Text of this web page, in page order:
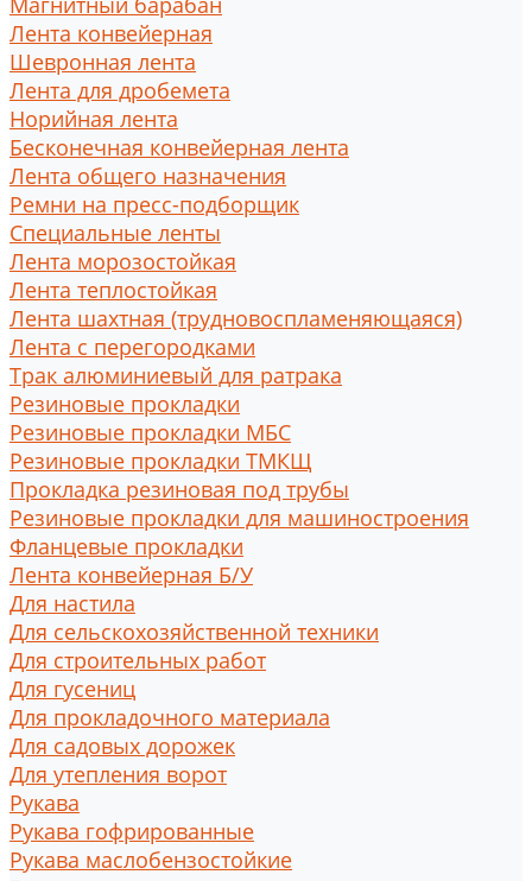
Лента конвейерная
Шевронная лента
Лента для дробемета
Норийная лента
Бесконечная конвейерная лента
Лента общего назначения
Ремни на пресс-подборщик
Специальные ленты
Лента морозостойкая
Лента теплостойкая
Лента шахтная (трудновоспламеняющаяся)
Лента с перегородками
Трак алюминиевый для ратрака
Резиновые прокладки
Резиновые прокладки МБС
Резиновые прокладки ТМКЩ
Прокладка резиновая под трубы
Резиновые прокладки для машиностроения
Фланцевые прокладки
Лента конвейерная Б/У
Для настила
Для сельскохозяйственной техники
Для строительных работ
Для гусениц
Для прокладочного материала
Для садовых дорожек
Для утепления ворот
Рукава
Рукава гофрированные
Рукава маслобензостойкие